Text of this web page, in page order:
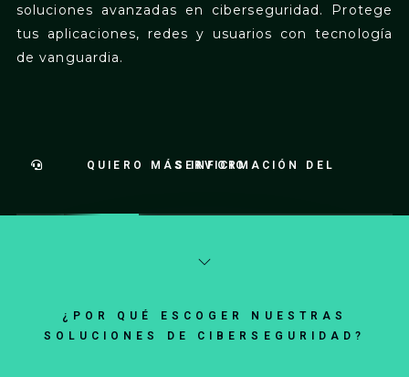
soluciones avanzadas en ciberseguridad. Protege
tus aplicaciones, redes y usuarios con tecnología
de vanguardia.
QUIERO MÁS INFORMACIÓN DEL SERVICIO
¿POR QUÉ ESCOGER NUESTRAS
SOLUCIONES DE CIBERSEGURIDAD?